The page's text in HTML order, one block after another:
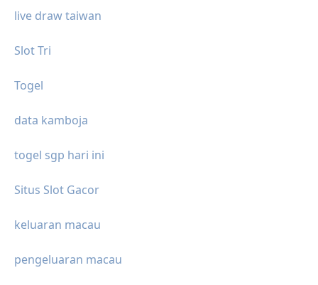
live draw taiwan
Slot Tri
Togel
data kamboja
togel sgp hari ini
Situs Slot Gacor
keluaran macau
pengeluaran macau